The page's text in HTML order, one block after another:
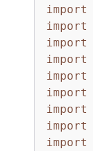
import
import
import
import
import
import
import
import
import